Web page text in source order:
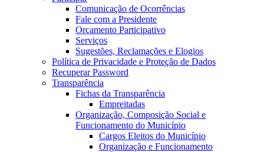
Comunicação de Ocorrências
Fale com a Presidente
Orçamento Participativo
Serviços
Sugestões, Reclamações e Elogios
Política de Privacidade e Proteção de Dados
Recuperar Password
Transparência
Fichas da Transparência
Empreitadas
Organização, Composição Social e
Funcionamento do Município
Cargos Eleitos do Município
Organização e Funcionamento